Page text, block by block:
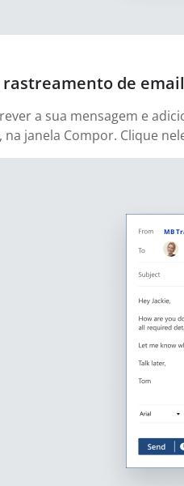
de
a sua mensagem e
na janela Compor. Clique
MB